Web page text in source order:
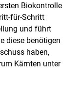
Biokontrolle
für-Schritt
und führt
diese benötigen
haben,
Kärnten unter